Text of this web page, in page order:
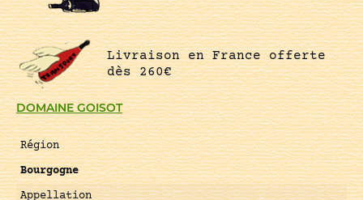
DOMAINE GOISOT
Région
Bourgogne
Appellation
Livraison en France offerte
dès 260€